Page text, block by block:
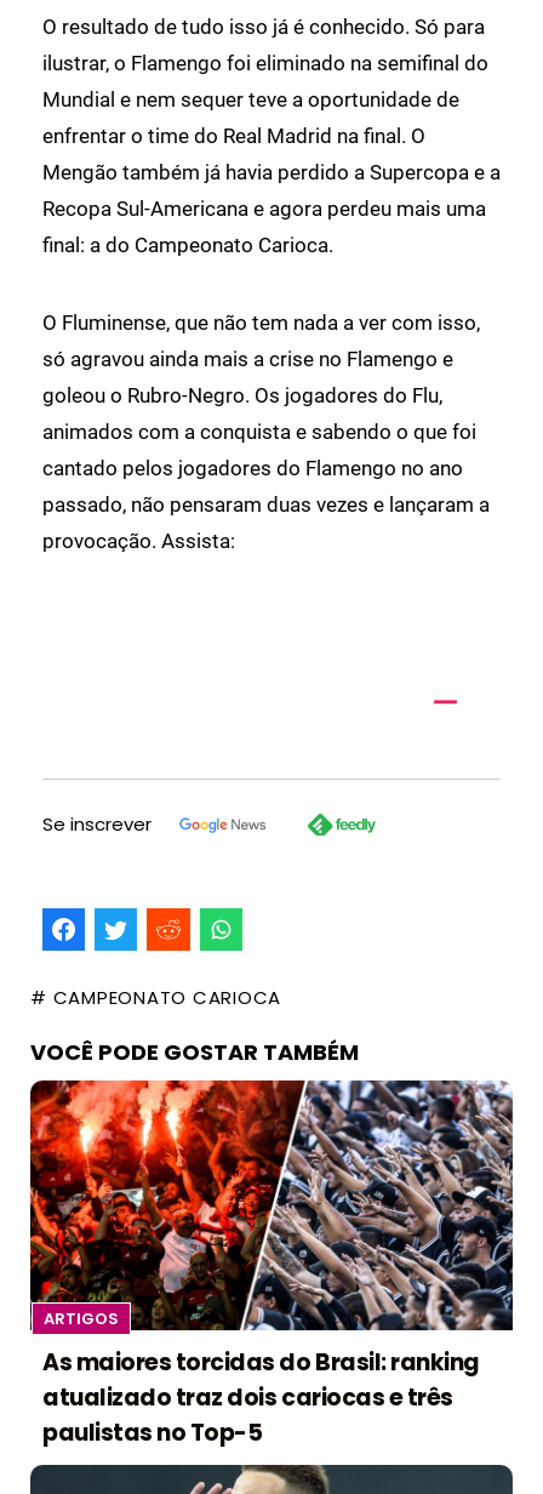
O resultado de tudo isso já é conhecido. Só para
ilustrar, o Flamengo foi eliminado na semifinal do
Mundial e nem sequer teve a oportunidade de
enfrentar o time do Real Madrid na final. O
Mengão também já havia perdido a Supercopa e a
Recopa Sul-Americana e agora perdeu mais uma
final: a do Campeonato Carioca.
O Fluminense, que não tem nada a ver com isso,
só agravou ainda mais a crise no Flamengo e
goleou o Rubro-Negro. Os jogadores do Flu,
animados com a conquista e sabendo o que foi
cantado pelos jogadores do Flamengo no ano
passado, não pensaram duas vezes e lançaram a
provocação. Assista:
Se inscrever
# CAMPEONATO CARIOCA
VOCÊ PODE GOSTAR TAMBÉM
ARTIGOS
As maiores torcidas do Brasil: ranking
atualizado traz dois cariocas e três
paulistas no Top-5